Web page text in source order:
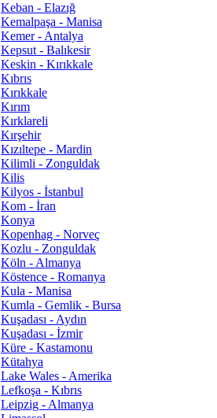
Keban - Elazığ
Kemalpaşa - Manisa
Kemer - Antalya
Kepsut - Balıkesir
Keskin - Kırıkkale
Kıbrıs
Kırıkkale
Kırım
Kırklareli
Kırşehir
Kızıltepe - Mardin
Kilimli - Zonguldak
Kilis
Kilyos - İstanbul
Kom - İran
Konya
Kopenhag - Norveç
Kozlu - Zonguldak
Köln - Almanya
Köstence - Romanya
Kula - Manisa
Kumla - Gemlik - Bursa
Kuşadası - Aydın
Kuşadası - İzmir
Küre - Kastamonu
Kütahya
Lake Wales - Amerika
Lefkoşa - Kıbrıs
Leipzig - Almanya